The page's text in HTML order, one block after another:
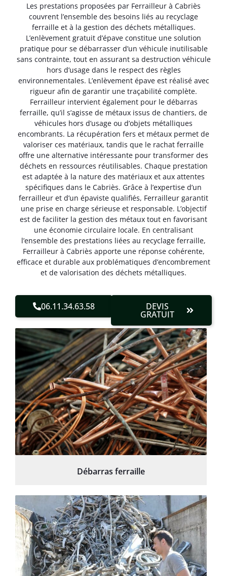
Les prestations proposées par Ferrailleur à Cabriès
couvrent l’ensemble des besoins liés au recyclage
ferraille et à la gestion des déchets métalliques.
L’enlèvement gratuit d’épave constitue une solution
pratique pour se débarrasser d’un véhicule inutilisable
sans contrainte, tout en assurant sa destruction véhicule
hors d’usage dans le respect des règles
environnementales. L’enlèvement épave est réalisé avec
rigueur afin de garantir une traçabilité complète.
Ferrailleur intervient également pour le débarras
ferraille, qu’il s’agisse de métaux issus de chantiers, de
véhicules hors d’usage ou d’objets métalliques
encombrants. La récupération fers et métaux permet de
valoriser ces matériaux, tandis que le rachat ferraille
offre une alternative intéressante pour transformer des
déchets en ressources réutilisables. Chaque prestation
est adaptée à la nature des matériaux et aux attentes
spécifiques dans le Cabriès. Grâce à l’expertise d’un
ferrailleur et d’un épaviste qualifiés, Ferrailleur garantit
une prise en charge sérieuse et responsable. L’objectif
est de faciliter la gestion des métaux tout en favorisant
une économie circulaire locale. En centralisant
l’ensemble des prestations liées au recyclage ferraille,
Ferrailleur à Cabriès apporte une réponse cohérente,
efficace et durable aux problématiques d’encombrement
et de valorisation des déchets métalliques.
06.11.34.63.58 DEVIS
GRATUIT
Débarras ferraille